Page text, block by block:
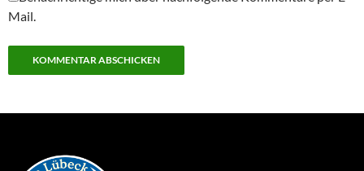
Mail.